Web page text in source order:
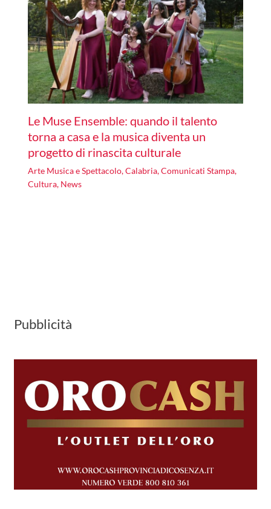
Le Muse Ensemble: quando il talento
torna a casa e la musica diventa un
progetto di rinascita culturale
Arte Musica e Spettacolo,Calabria,Comunicati Stampa,
Cultura, News
Pubblicità